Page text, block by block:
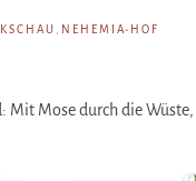
NEHEMIA-HOF
Mit Mose durch die